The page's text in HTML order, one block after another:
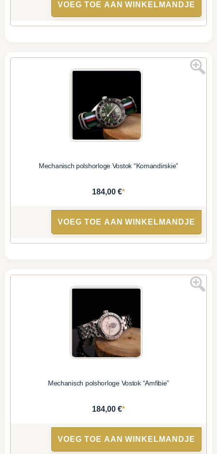
VOEG TOE AAN WINKELMANDJE
Mechanisch polshorloge Vostok “Komandirskie”
184,00 €*
VOEG TOE AAN WINKELMANDJE
Mechanisch polshorloge Vostok “Amfibie”
184,00 €*
VOEG TOE AAN WINKELMANDJE